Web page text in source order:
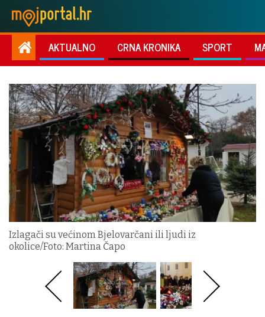
AKTUALNO CRNA KRONIKA SPORT
Izlagači su većinom Bjelovarčani ili ljudi iz
okolice/Foto: Martina Čapo